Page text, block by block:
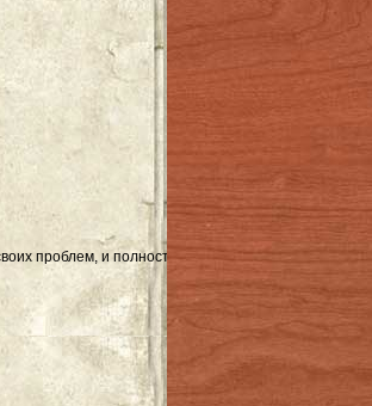
проблем, и полностью погрузился в занятие.